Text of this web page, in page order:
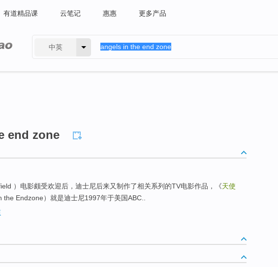
有道精品课 云笔记 惠惠 更多产品
中英
end zone
）电影颇受欢迎后，迪士尼后来又制作了相关系列的TV电影作品，《天使
the Endzone）就是迪士尼1997年于美国ABC..